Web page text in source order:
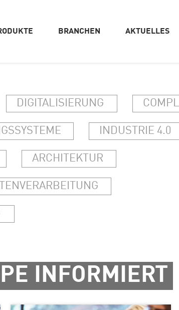
BRANCHEN AKTUELLES
DIGITALISIERUNG
INDUSTRIE 4.0
ARCHITEKTUR
INFORMIERT